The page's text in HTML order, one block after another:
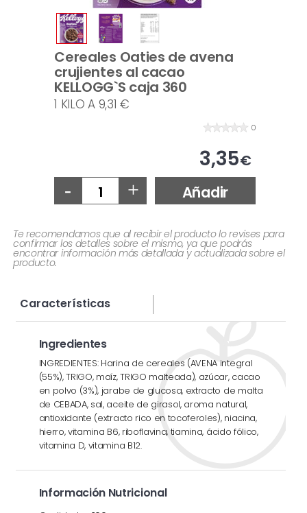
Cereales Oaties de avena
crujientes al cacao
KELLOGG`S caja 360
0
3,35€
1 KILO A 9,31 €
- + Añadir
Te recomendamos que al recibir el producto lo revises para
confirmar los detalles sobre el mismo, ya que podrás
encontrar información más detallada y actualizada sobre el
producto.
Características
Ingredientes
INGREDIENTES: Harina de cereales (AVENA integral
(55%), TRIGO, maíz, TRIGO malteada), azúcar, cacao
en polvo (3%), jarabe de glucosa, extracto de malta
de CEBADA, sal, aceite de girasol, aroma natural,
antioxidante (extracto rico en tocoferoles), niacina,
hierro, vitamina B6, riboflavina, tiamina, ácido fólico,
vitamina D, vitamina B12.
Información Nutricional